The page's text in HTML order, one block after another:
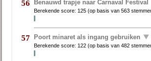
56 Benauwd trapje naar Carnaval Festival
Berekende score: 125 (op basis van563
57 Poort minaret als ingang gebruiken
Berekende score: 122 (op basis van482